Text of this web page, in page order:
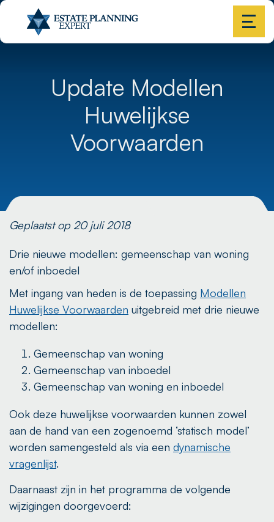
Update Modellen
Huwelijkse
Voorwaarden
Geplaatst op 20 juli 2018
Drie nieuwe modellen: gemeenschap van woning
en/of inboedel
Met ingang van heden is de toepassing Modellen
Huwelijkse Voorwaarden uitgebreid met drie nieuwe
modellen:
Gemeenschap van woning
Gemeenschap van inboedel
Gemeenschap van woning en inboedel
Ook deze huwelijkse voorwaarden kunnen zowel
aan de hand van een zogenoemd ‘statisch model’
worden samengesteld als via een dynamische
vragenlijst.
Daarnaast zijn in het programma de volgende
wijzigingen doorgevoerd: